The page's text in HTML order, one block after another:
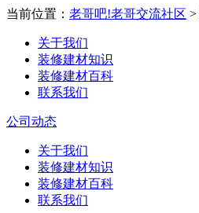
当前位置： 老哥吧!老哥交流社区 >
关于我们
装修建材知识
装修建材百科
联系我们
公司动态
关于我们
装修建材知识
装修建材百科
联系我们